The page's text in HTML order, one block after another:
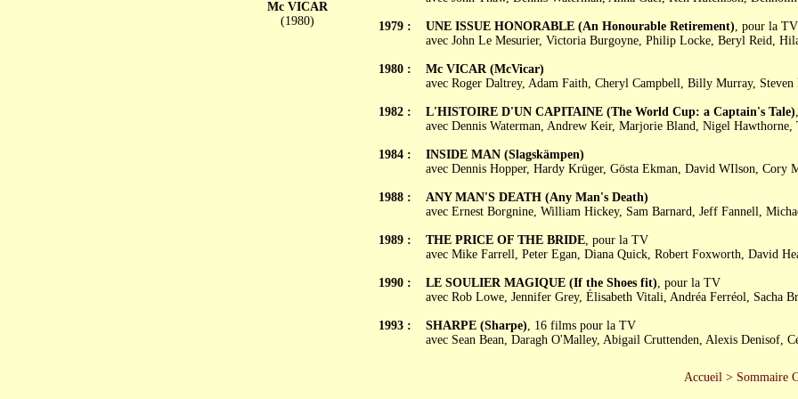
Mc VICAR
(1980)
1979 :
1980 :
1982 :
1984 :
1988 :
1989 :
1990 :
1993 :
UNE ISSUE HONORABLE (An Honourable Retirement), pour la TV
avec John Le Mesurier, Victoria Burgoyne, Philip Locke, Beryl Reid,
Mc VICAR (McVicar)
avec Roger Daltrey, Adam Faith, Cheryl Campbell, Billy Murray,
L'HISTOIRE D'UN CAPITAINE (The World Cup: a Captain's Tale)
avec Dennis Waterman, Andrew Keir, Marjorie Bland, Nigel Hawthorne,
INSIDE MAN (Slagskämpen)
avec Dennis Hopper, Hardy Krüger, Gösta Ekman, David WIlson, Cory
ANY MAN'S DEATH (Any Man's Death)
avec Ernest Borgnine, William Hickey, Sam Barnard, Jeff Fannell,
THE PRICE OF THE BRIDE, pour la TV
avec Mike Farrell, Peter Egan, Diana Quick, Robert Foxworth, David
LE SOULIER MAGIQUE (If the Shoes fit), pour la TV
avec Rob Lowe, Jennifer Grey, Élisabeth Vitali, Andréa Ferréol, Sacha
SHARPE (Sharpe), 16 films pour la TV
avec Sean Bean, Daragh O'Malley, Abigail Cruttenden, Alexis Denisof,
Accueil> Sommaire